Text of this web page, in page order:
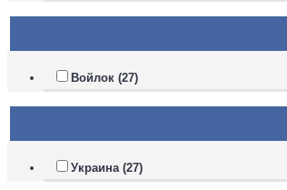
Войлок (27)
Украина (27)